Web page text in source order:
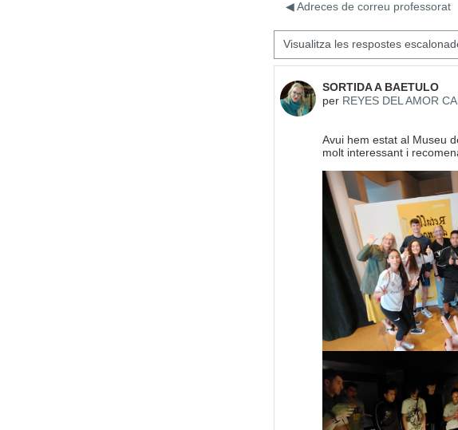
◀︎ Adreces de correu professorat
Mode de visualització
SORTIDA A BAETULO
per REYES DEL AMOR
Nombre de respostes: 0
Avui hem estat al Museu
molt interessant i